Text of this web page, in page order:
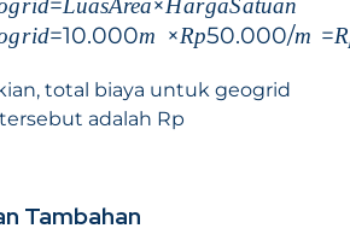
grid LuasArea HargaSatuan
grid=10.000m ×Rp50.000/m =
total biaya untuk geogrid
adalah Rp
Tambahan